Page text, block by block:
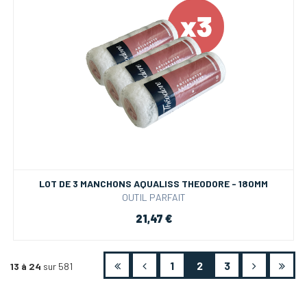
LOT DE 3 MANCHONS AQUALISS THEODORE - 180MM
OUTIL PARFAIT
21,47 €
13 à 24 sur 581 1 2 3